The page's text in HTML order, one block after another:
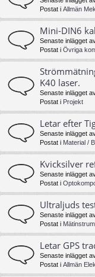
Postat i Allmän
Mini-DIN6
Senaste inlägget
Postat i Övriga
K40 laser.
Senaste inlägget
Postat i Projekt
Letar efter
Senaste inlägget
Postat i Material /
Kvicksilver
Senaste inlägget
Postat i
Ultraljuds
Senaste inlägget
Postat i
Letar GPS
Senaste inlägget
Postat i Allmän